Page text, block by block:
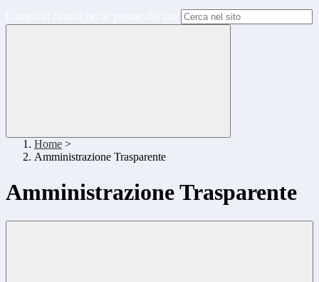
Home >
Amministrazione Trasparente
Amministrazione Trasparente